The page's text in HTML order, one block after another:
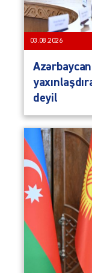
03.08.2026
Azərbaycan
deyil